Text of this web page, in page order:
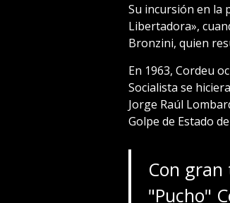
Su incursión en la
Libertadora»,
Bronzini, quien
En 1963, Cordeu
Socialista se
Jorge Raúl
Golpe de Estado
Con gran
"Pucho"